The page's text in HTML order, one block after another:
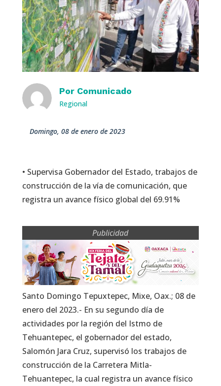
Por Comunicado
Regional
domingo, 08 de enero de 2023
• Supervisa Gobernador del Estado, trabajos de
construcción de la vía de comunicación, que
registra un avance físico global del 69.91%
Publicidad
Santo Domingo Tepuxtepec, Mixe, Oax.; 08 de
enero del 2023.- En su segundo día de
actividades por la región del Istmo de
Tehuantepec, el gobernador del estado,
Salomón Jara Cruz, supervisó los trabajos de
construcción de la Carretera Mitla-
Tehuantepec, la cual registra un avance físico